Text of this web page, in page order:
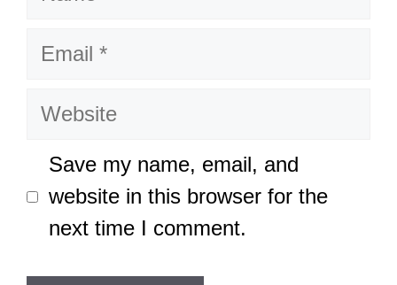
Email
Website
Save my name, email, and
website in this browser for the
next time I comment.